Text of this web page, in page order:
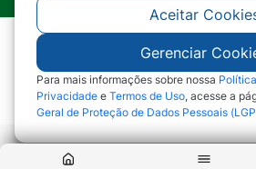
©2026 - Prefeitura Municipal
MT - Todos os direitos
Aceitar
Gerenciar
Para mais informações sobre nossa
Privacidade e Termos de Uso, acesse a
Geral de Proteção de Dados Pessoais